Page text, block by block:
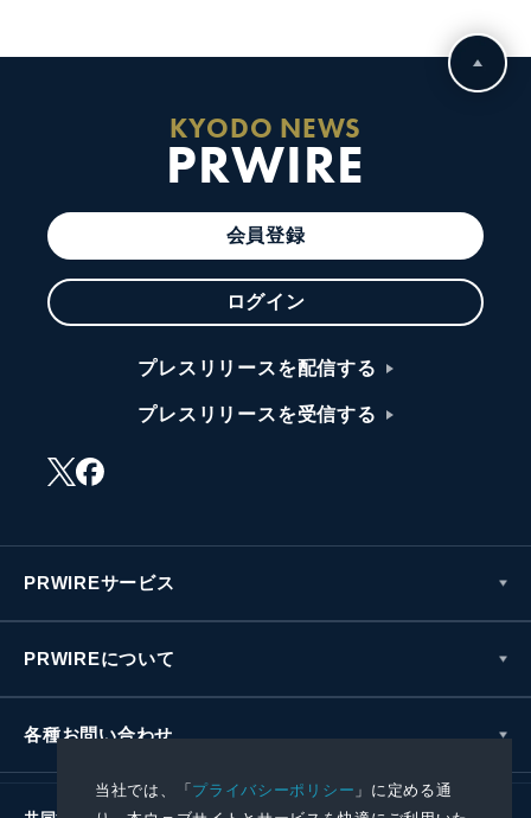
当社では、「プライバシーポリシー 」に定める通
KYODO NEWS
PRWIRE
会員登録
ログイン
プレスリリースを配信する
プレスリリースを受信する
PRWIREサービス
PRWIREについて
各種お問い合わせ